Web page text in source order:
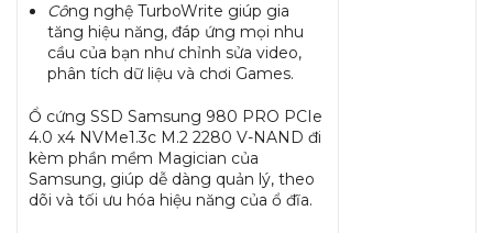
Công nghệ TurboWrite giúp gia
tăng hiệu năng, đáp ứng mọi nhu
cầu của bạn như chỉnh sửa video,
phân tích dữ liệu và chơi Games.
Ổ cứng SSD Samsung 980 PRO PCIe
4.0 x4 NVMe1.3c M.2 2280 V-NAND đi
kèm phần mềm Magician của
Samsung, giúp dễ dàng quản lý, theo
dõi và tối ưu hóa hiệu năng của ổ đĩa.